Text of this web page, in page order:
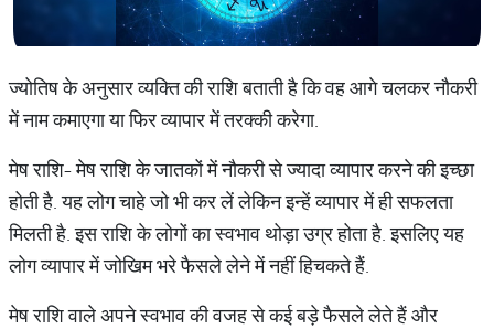
ज्योतिष के अनुसार व्यक्ति की राशि बताती है कि वह आगे चलकर नौकरी
में नाम कमाएगा या फिर व्यापार में तरक्की करेगा.
मेष राशि- मेष राशि के जातकों में नौकरी से ज्यादा व्‍यापार करने की इच्‍छा
होती है. यह लोग चाहे जो भी कर लें लेकिन इन्हें व्‍यापार में ही सफलता
मिलती है. इस राशि के लोगों का स्‍वभाव थोड़ा उग्र होता है. इसलिए यह
लोग व्‍यापार में जोखिम भरे फैसले लेने में नहीं हिचकते हैं.
मेष राशि वाले अपने स्वभाव की वजह से कई बड़े फैसले लेते हैं और